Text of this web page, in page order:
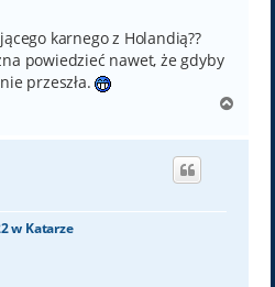
karnego z Holandią??
powiedzieć nawet, że gdyby
przeszła.
g
w Katarze